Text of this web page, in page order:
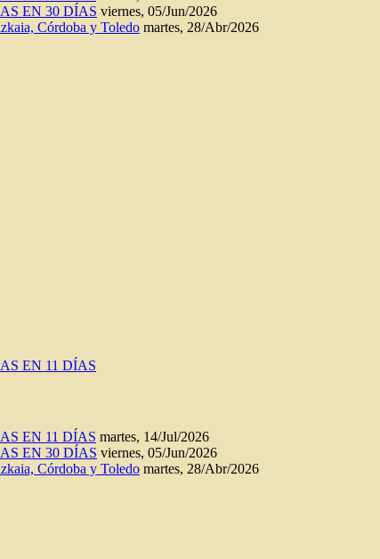
EN 30 DÍAS viernes, 05/Jun/2026
Córdoba y Toledo martes, 28/Abr/2026
EN 11 DÍAS
EN 11 DÍAS martes, 14/Jul/2026
EN 30 DÍAS viernes, 05/Jun/2026
Córdoba y Toledo martes, 28/Abr/2026